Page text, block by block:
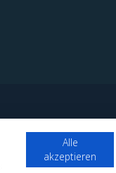
Alle
akzeptieren